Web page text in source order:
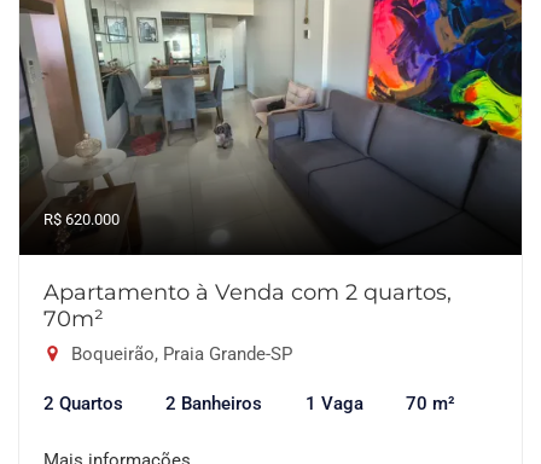
R$ 620.000
Apartamento à Venda com 2 quartos,
70m²
Boqueirão, Praia Grande-SP
2 Quartos 2 Banheiros 1 Vaga 70 m²